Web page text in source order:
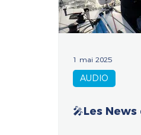
1 mai 2025
AUDIO
🎤Les